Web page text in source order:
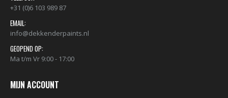
+31 (0)6 103 989 87
EMAIL:
info@dekkenderpaints.nl
GEOPEND OP:
Ma t/m Vr 9:00 - 17:00
MIJN ACCOUNT